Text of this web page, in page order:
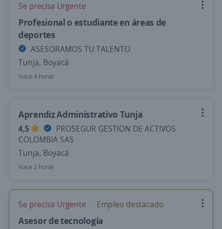
Se precisa Urgente
Profesional o estudiante en áreas de
deportes
ASESORAMOS TU TALENTO
Tunja, Boyacá
Hace 4 horas
Aprendiz Administrativo Tunja
4,5
PROSEGUR GESTION DE ACTIVOS
COLOMBIA SAS
Tunja, Boyacá
Hace 2 horas
Se precisa Urgente Empleo destacado
Asesor de tecnología